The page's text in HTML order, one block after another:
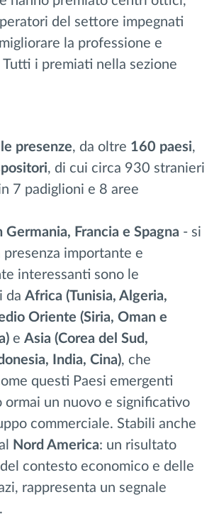
del settore impegnati
la professione e
Tutti i premiati nella sezione
presenze, da oltre 160 paesi,
, di cui circa 930 stranieri
7 padiglioni e 8 aree
Germania, Francia e Spagna - si
presenza importante e
interessanti sono le
da Africa (Tunisia, Algeria,
Oriente (Siria, Oman e
e Asia (Corea del Sud,
India, Cina), che
questi Paesi emergenti
ormai un nuovo e significativo
commerciale. Stabili anche
Nord America: un risultato
contesto economico e delle
rappresenta un segnale